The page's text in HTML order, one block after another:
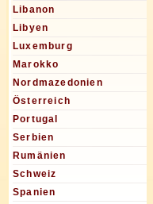
Libanon
Libyen
Luxemburg
Marokko
Nordmazedonien
Österreich
Portugal
Serbien
Rumänien
Schweiz
Spanien